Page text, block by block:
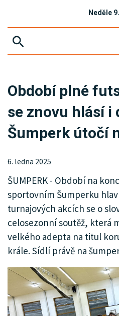
Neděle
KRIMI
SPORT
KULTURA
SPOLEČNOST
MHD
MENU
INZERCE
ARCHIV
KATALOG FIREM
Období plné
se znovu hlásí i
Šumperk útočí
6. ledna 2025
ŠUMPERK - Období na
sportovním Šumperku
turnajových akcích se o
celosezonní soutěž, která
velkého adepta na titul
krále. Sídlí právě na